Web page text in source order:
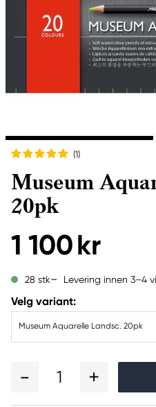
(1)
Museum
20pk
1 100 kr
28 stk Levering innen 3–4
Velg variant:
Museum Aquarelle Landsc. 20pk
1